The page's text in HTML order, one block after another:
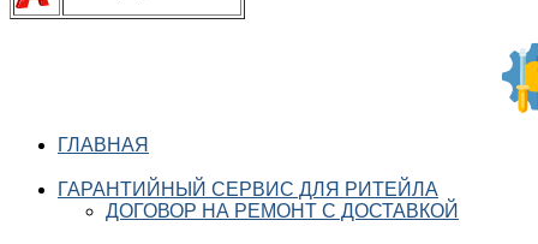
ГЛАВНАЯ
ГАРАНТИЙНЫЙ СЕРВИС ДЛЯ РИТЕЙЛА
ДОГОВОР НА РЕМОНТ С ДОСТАВКОЙ